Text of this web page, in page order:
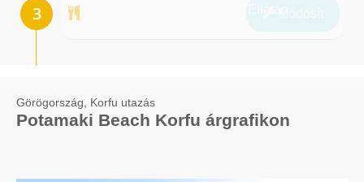
Görögország, Korfu utazás
Potamaki Beach Korfu árgrafikon